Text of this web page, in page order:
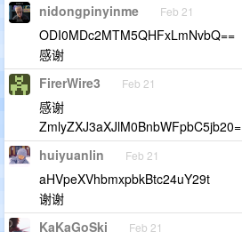
nidongpinyinme Feb 21
ODI0MDc2MTM5QHFxLmNvbQ==
感谢
FirerWire3 Feb 21
感谢
ZmlyZXJ3aXJlM0BnbWFpbC5jb20=
huiyuanlin Feb 21
aHVpeXVhbmxpbkBtc24uY29t
谢谢
KaKaGoSki Feb 21